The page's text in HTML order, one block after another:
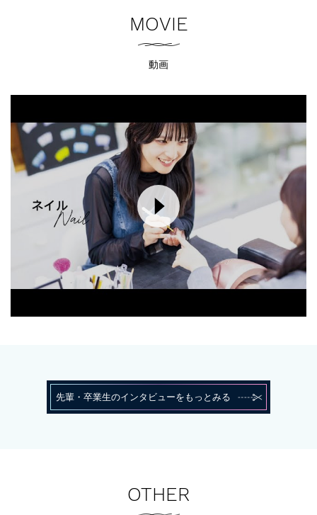
MOVIE
動画
先輩・卒業生のインタビューをもっとみる
OTHER